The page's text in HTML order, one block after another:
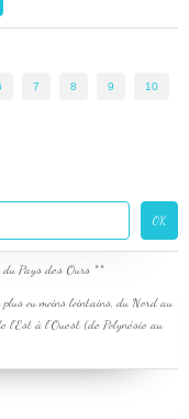
7 8 9 10
ou moins lointains, du Nord au
l'Est à l'Ouest (de Polynésie au